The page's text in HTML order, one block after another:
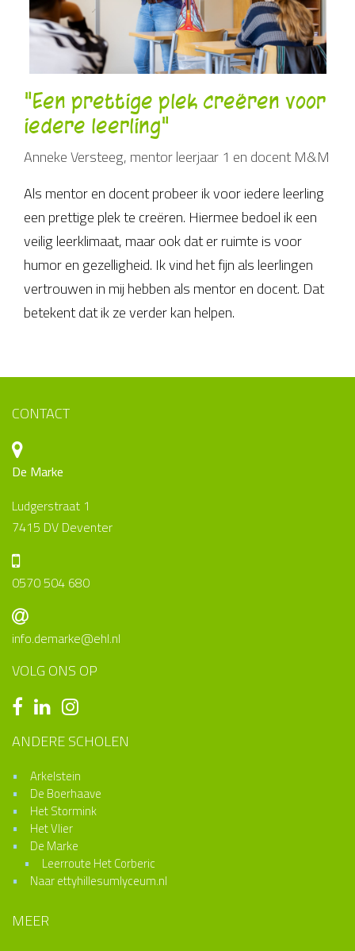
"Een prettige plek creëren voor
iedere leerling"
Anneke Versteeg, mentor leerjaar 1 en docent M&M
Als mentor en docent probeer ik voor iedere leerling
een prettige plek te creëren. Hiermee bedoel ik een
veilig leerklimaat, maar ook dat er ruimte is voor
humor en gezelligheid. Ik vind het fijn als leerlingen
vertrouwen in mij hebben als mentor en docent. Dat
betekent dat ik ze verder kan helpen.
CONTACT
De Marke
Ludgerstraat 1
7415 DV Deventer
0570 504 680
info.demarke@ehl.nl
VOLG ONS OP
ANDERE SCHOLEN
Arkelstein
De Boerhaave
Het Stormink
Het Vlier
De Marke
Leerroute Het Corberic
Naar ettyhillesumlyceum.nl
MEER